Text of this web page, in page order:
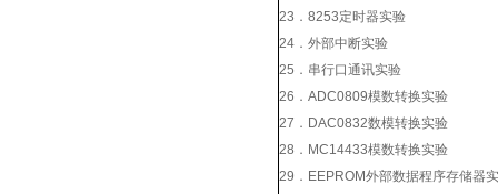
23．8253定时器实验
24．外部中断实验
25．串行口通讯实验
26．ADC0809模数转换实验
27．DAC0832数模转换实验
28．MC14433模数转换实验
29．EEPROM外部数据程序存储器